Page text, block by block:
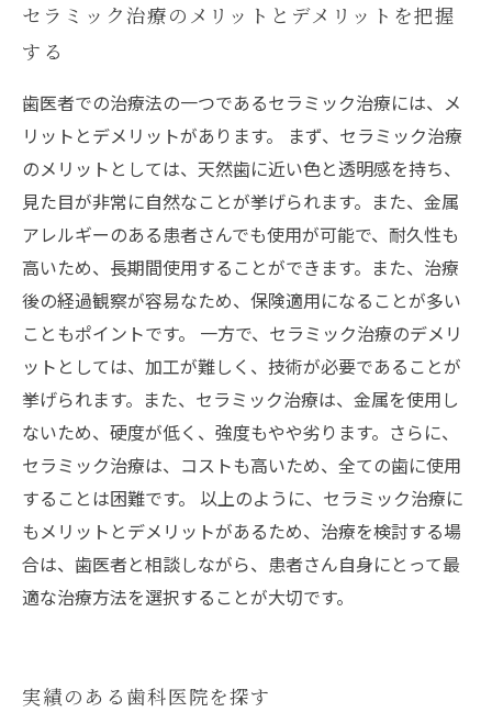
セラミック治療のメリットとデメリットを把握
する
歯医者での治療法の一つであるセラミック治療には、メ
リットとデメリットがあります。 まず、セラミック治療
のメリットとしては、天然歯に近い色と透明感を持ち、
見た目が非常に自然なことが挙げられます。また、金属
アレルギーのある患者さんでも使用が可能で、耐久性も
高いため、長期間使用することができます。また、治療
後の経過観察が容易なため、保険適用になることが多い
こともポイントです。 一方で、セラミック治療のデメリ
ットとしては、加工が難しく、技術が必要であることが
挙げられます。また、セラミック治療は、金属を使用し
ないため、硬度が低く、強度もやや劣ります。さらに、
セラミック治療は、コストも高いため、全ての歯に使用
することは困難です。 以上のように、セラミック治療に
もメリットとデメリットがあるため、治療を検討する場
合は、歯医者と相談しながら、患者さん自身にとって最
適な治療方法を選択することが大切です。
実績のある歯科医院を探す